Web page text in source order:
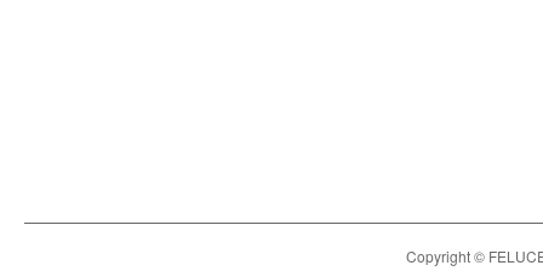
Copyright ©